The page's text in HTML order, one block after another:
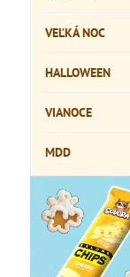
VEĽKÁ NOC
HALLOWEEN
VIANOCE
MDD